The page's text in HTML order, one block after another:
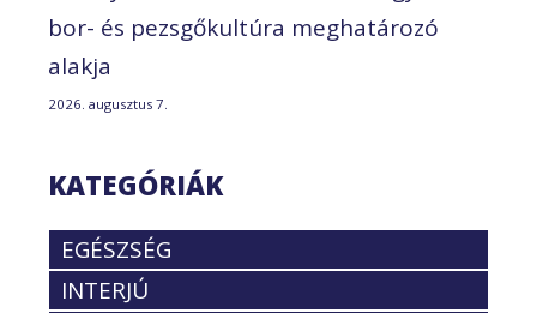
bor- és pezsgőkultúra meghatározó
alakja
2026. augusztus 7.
KATEGÓRIÁK
EGÉSZSÉG
INTERJÚ